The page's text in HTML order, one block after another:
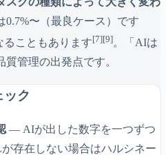
0.7%〜（最良ケース）です
ることもあります[7][9]。「AIは
管理の出発点です。
ック
— AIが出した数字を一つずつ
存在しない場合はハルシネー